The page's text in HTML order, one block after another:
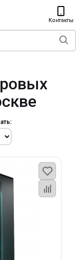
Контакты